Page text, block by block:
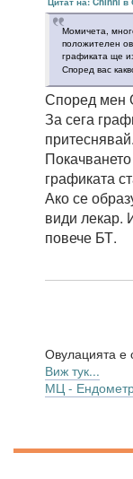
Момичета,
положителен
графиката ще
Според вас
Според мен
За сега
притеснявай.
графиката
Ако се
види лекар.
повече БТ.
Овулацията е
Виж тук...
МЦ -